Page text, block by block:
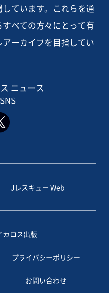
ています。これらを通
べての方々にとって有
ーカイブを目指してい
ニュース
Jレスキュー Web
カロス出版
プライバシーポリシー
お問い合わせ